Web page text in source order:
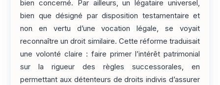
bien concerné. Par ailleurs, un légataire universel,
bien que désigné par disposition testamentaire et
non en vertu d’une vocation légale, se voyait
reconnaître un droit similaire. Cette réforme traduisait
une volonté claire : faire primer l’intérêt patrimonial
sur la rigueur des règles successorales, en
permettant aux détenteurs de droits indivis d’assurer